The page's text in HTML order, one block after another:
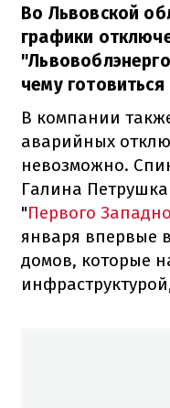
Во Львовской
графики
чему
В компании
аварийных
невозможно.
Галина
"Первого
января впервые
домов, которые